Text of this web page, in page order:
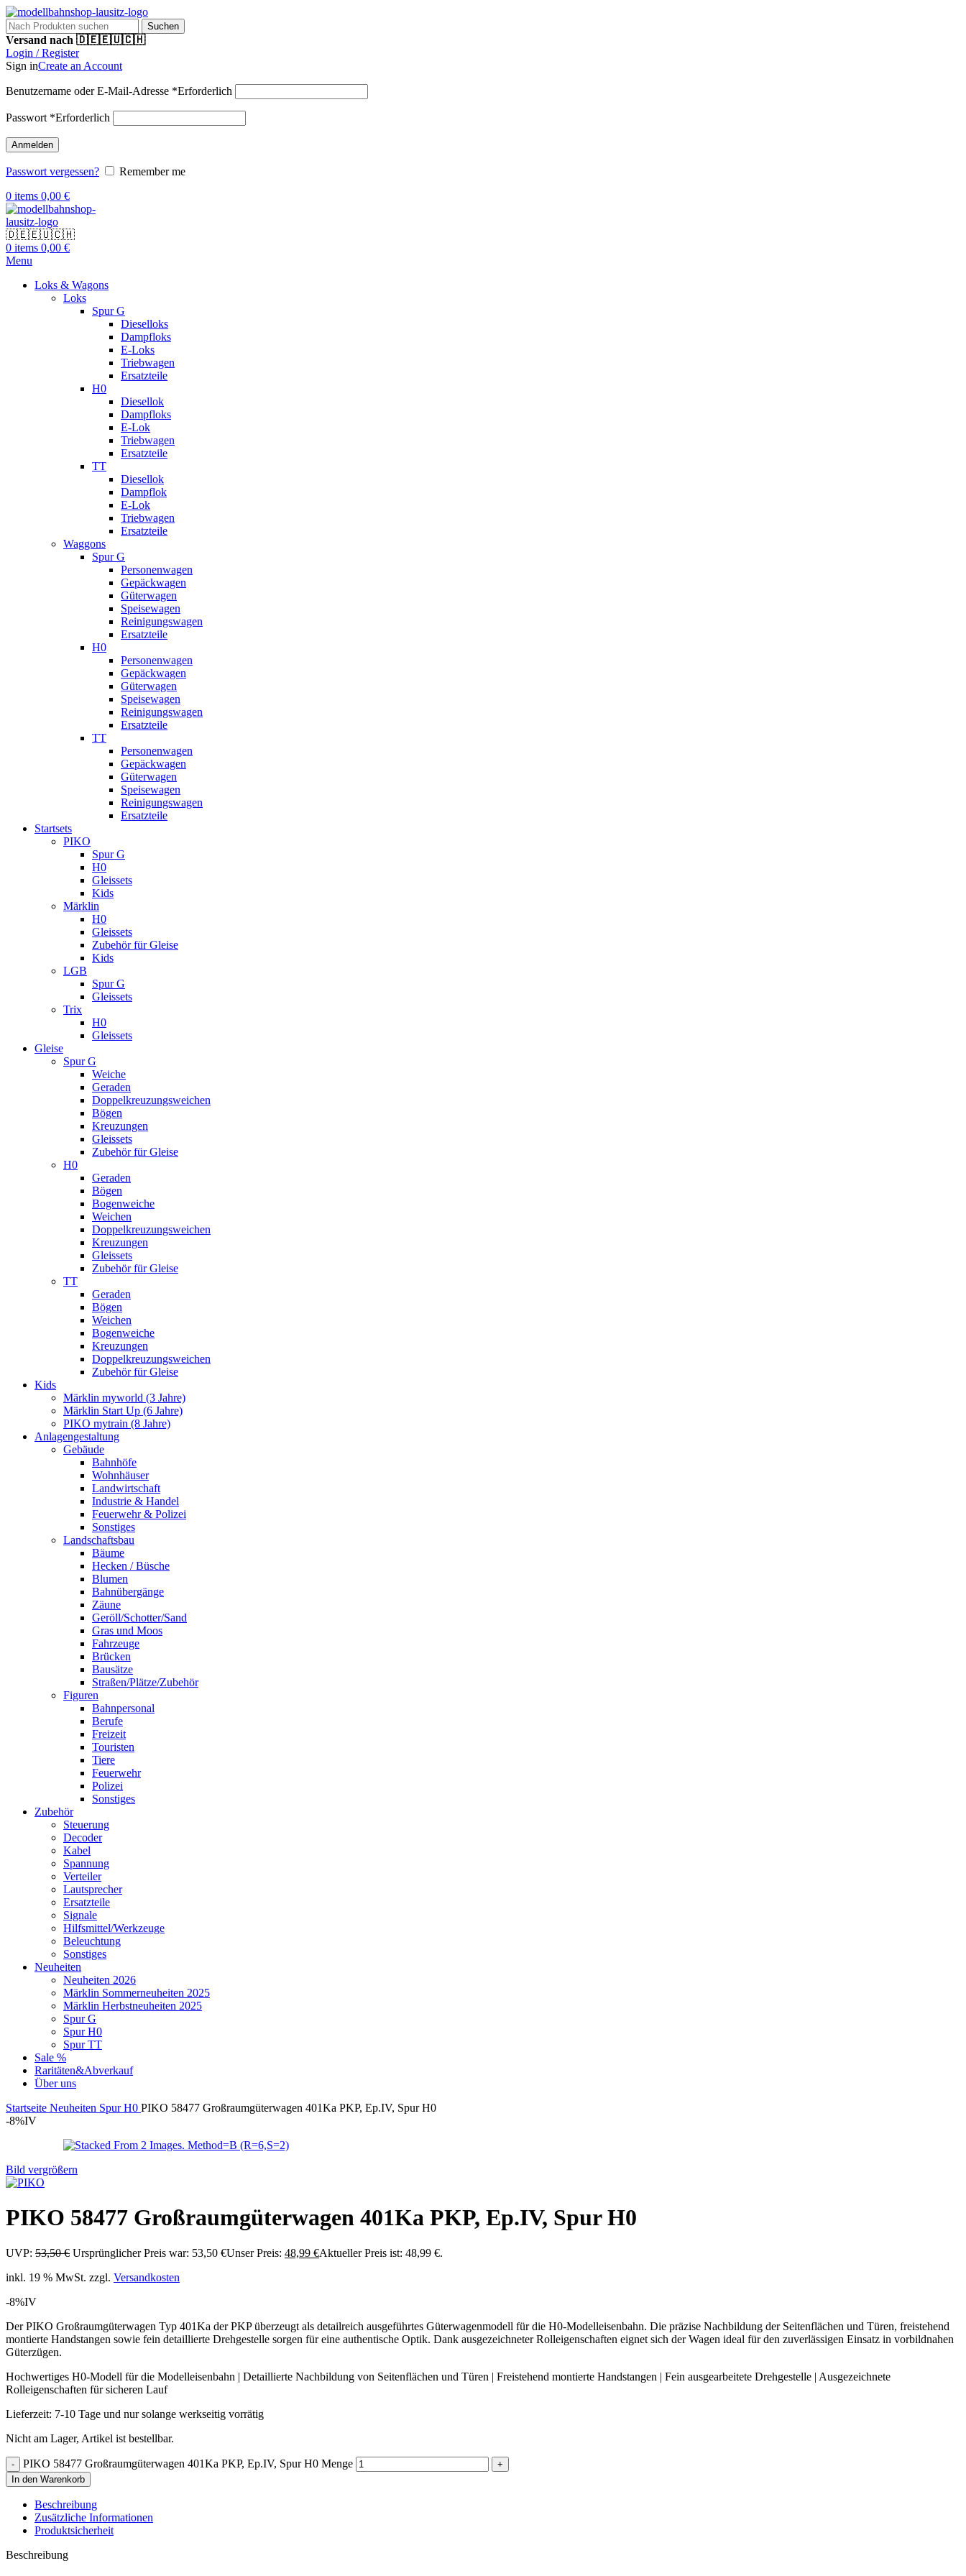
Suchen
Versand nach 🇩🇪🇪🇺🇨🇭
Login / Register
Sign inCreate an Account
Benutzername oder E-Mail-Adresse *Erforderlich
Passwort *Erforderlich
Anmelden
Passwort vergessen?
Remember me
0 items 0,00 €
🇩🇪🇪🇺🇨🇭
0 items 0,00 €
Menu
Loks & Wagons
Loks
Spur G
Dieselloks
Dampfloks
E-Loks
Triebwagen
Ersatzteile
H0
Diesellok
Dampfloks
E-Lok
Triebwagen
Ersatzteile
TT
Diesellok
Dampflok
E-Lok
Triebwagen
Ersatzteile
Waggons
Spur G
Personenwagen
Gepäckwagen
Güterwagen
Speisewagen
Reinigungswagen
Ersatzteile
H0
Personenwagen
Gepäckwagen
Güterwagen
Speisewagen
Reinigungswagen
Ersatzteile
TT
Personenwagen
Gepäckwagen
Güterwagen
Speisewagen
Reinigungswagen
Ersatzteile
Startsets
PIKO
Spur G
H0
Gleissets
Kids
Märklin
H0
Gleissets
Zubehör für Gleise
Kids
LGB
Spur G
Gleissets
Trix
H0
Gleissets
Gleise
Spur G
Weiche
Geraden
Doppelkreuzungsweichen
Bögen
Kreuzungen
Gleissets
Zubehör für Gleise
H0
Geraden
Bögen
Bogenweiche
Weichen
Doppelkreuzungsweichen
Kreuzungen
Gleissets
Zubehör für Gleise
TT
Geraden
Bögen
Weichen
Bogenweiche
Kreuzungen
Doppelkreuzungsweichen
Zubehör für Gleise
Kids
Märklin myworld (3 Jahre)
Märklin Start Up (6 Jahre)
PIKO mytrain (8 Jahre)
Anlagengestaltung
Gebäude
Bahnhöfe
Wohnhäuser
Landwirtschaft
Industrie & Handel
Feuerwehr & Polizei
Sonstiges
Landschaftsbau
Bäume
Hecken / Büsche
Blumen
Bahnübergänge
Zäune
Geröll/Schotter/Sand
Gras und Moos
Fahrzeuge
Brücken
Bausätze
Straßen/Plätze/Zubehör
Figuren
Bahnpersonal
Berufe
Freizeit
Touristen
Tiere
Feuerwehr
Polizei
Sonstiges
Zubehör
Steuerung
Decoder
Kabel
Spannung
Verteiler
Lautsprecher
Ersatzteile
Signale
Hilfsmittel/Werkzeuge
Beleuchtung
Sonstiges
Neuheiten
Neuheiten 2026
Märklin Sommerneuheiten 2025
Märklin Herbstneuheiten 2025
Spur G
Spur H0
Spur TT
Sale %
Raritäten&Abverkauf
Über uns
Startseite Neuheiten Spur H0 PIKO 58477 Großraumgüterwagen 401Ka PKP, Ep.IV, Spur H0
-8%IV
Bild vergrößern
PIKO 58477 Großraumgüterwagen 401Ka PKP, Ep.IV, Spur H0
UVP: 53,50€ Ursprünglicher Preis war: 53,50 €Unser Preis: 48,99 €Aktueller Preis ist: 48,99 €.
inkl. 19 % MwSt. zzgl. Versandkosten
-8%IV
Der PIKO Großraumgüterwagen Typ 401Ka der PKP überzeugt als detailreich ausgeführtes Güterwagenmodell für die H0-Modelleisenbahn. Die präzise Nachbildung der Seitenflächen und Türen, freistehend
montierte Handstangen sowie fein detaillierte Drehgestelle sorgen für eine authentische Optik. Dank ausgezeichneter Rolleigenschaften eignet sich der Wagen ideal für den zuverlässigen Einsatz in vorbildnahen
Güterzügen.
Hochwertiges H0-Modell für die Modelleisenbahn | Detaillierte Nachbildung von Seitenflächen und Türen | Freistehend montierte Handstangen | Fein ausgearbeitete Drehgestelle | Ausgezeichnete
Rolleigenschaften für sicheren Lauf
Lieferzeit: 7-10 Tage und nur solange werkseitig vorrätig
Nicht am Lager, Artikel ist bestellbar.
PIKO 58477 Großraumgüterwagen 401Ka PKP, Ep.IV, Spur H0 Menge
In den Warenkorb
Beschreibung
Zusätzliche Informationen
Produktsicherheit
Beschreibung